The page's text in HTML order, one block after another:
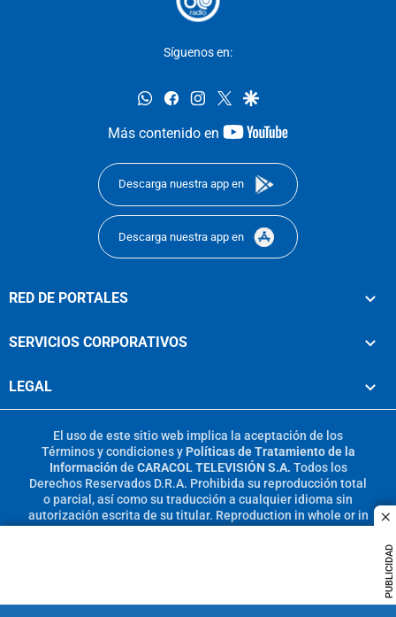
PUBLICIDAD
Síguenos en:
whatsappfacebookinstagram
twittergoogle
Más contenido en
youtube-
Descarga nuestra app en
Descarga nuestra app en
RED DE PORTALES
SERVICIOS CORPORATIVOS
LEGAL
El uso de este sitio web implica la aceptación de los
Términos y condicionesy Políticas de Tratamiento de la
Información de CARACOL TELEVISIÓN S.A. Todos los
Derechos Reservados D.R.A. Prohibida su reproducción total
o parcial, así como su traducción a cualquier idioma sin
autorización escrita de su titular. Reproduction in whole or in